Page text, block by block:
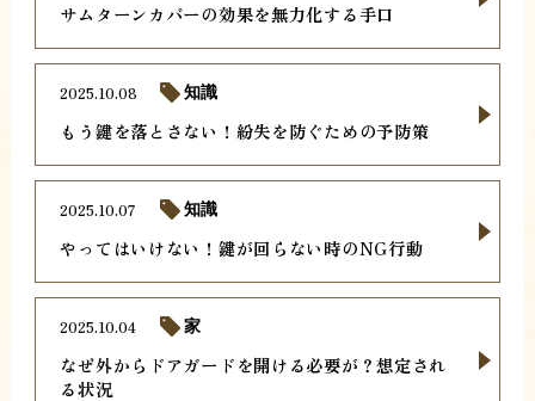
サムターンカバーの効果を無力化する手口
もう鍵を落とさない！紛失を防ぐための予防策
2025.10.08 知識
やってはいけない！鍵が回らない時のNG行動
2025.10.07 知識
なぜ外からドアガードを開ける必要が？想定され
る状況
2025.10.04 家